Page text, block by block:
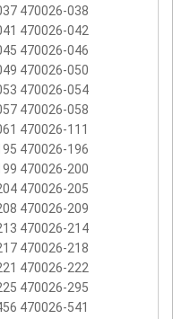
470026-038
470026-042
470026-046
470026-050
470026-054
470026-058
470026-111
470026-196
470026-200
470026-205
470026-209
470026-214
470026-218
470026-222
470026-295
470026-541